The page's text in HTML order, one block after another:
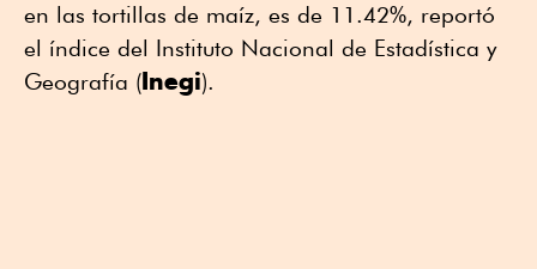
en las tortillas de maíz, es de 11.42%, reportó
el índice del Instituto Nacional de Estadística y
Geografía (Inegi).